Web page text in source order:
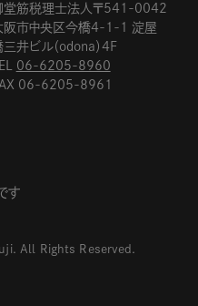
堂筋税理士法人〒541-0042
阪市中央区今橋4-1-1 淀屋
三井ビル（odona）4F
06-6205-8960
06-6205-8961
す
All Rights Reserved.